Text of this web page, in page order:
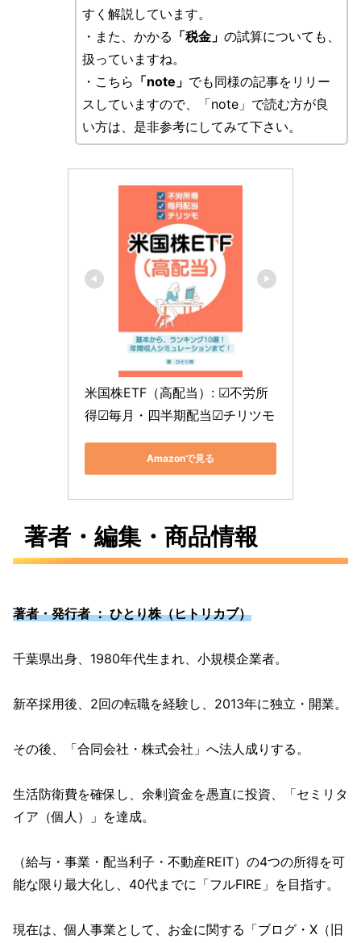
すく解説しています。
・また、かかる 「税金」 の試算についても、
扱っていますね。
・こちら 「note」 でも同様の記事をリリー
スしていますので、「note」で読む方が良
い方は、是非参考にしてみて下さい。
米国株ETF（高配当）: ☑不労所
得☑毎月・四半期配当☑チリツモ
Amazonで見る
著者・編集・商品情報
著者・発行者 ： ひとり株（ヒトリカブ）
千葉県出身、1980年代生まれ、小規模企業者。
新卒採用後、2回の転職を経験し、2013年に独立・開業。
その後、「合同会社・株式会社」へ法人成りする。
生活防衛費を確保し、余剰資金を愚直に投資、「セミリタ
イア（個人）」を達成。
（給与・事業・配当利子・不動産REIT）の4つの所得を可
能な限り最大化し、40代までに「フルFIRE」を目指す。
現在は、個人事業として、お金に関する「ブログ・X（旧